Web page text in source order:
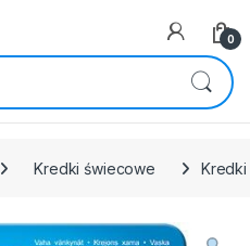
0
Kredki świecowe Kredki